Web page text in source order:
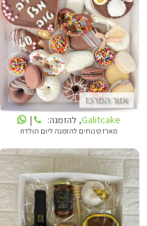
אזור המרכז
GALITCAKE
Galitcake, להזמנה: |
מארז קינוחים להזמנה ליום הולדת